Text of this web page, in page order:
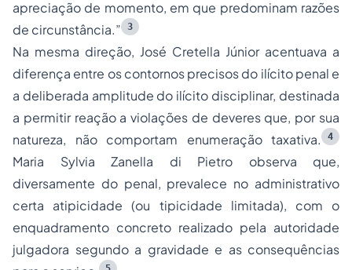
apreciação de momento, em que predominam razões
de circunstância.”
3
Na mesma direção, José Cretella Júnior acentuava a
diferença entre os contornos precisos do ilícito penal e
a deliberada amplitude do ilícito disciplinar, destinada
a permitir reação a violações de deveres que, por sua
natureza, não comportam enumeração taxativa.
4
Maria Sylvia Zanella di Pietro observa que,
diversamente do penal, prevalece no administrativo
certa atipicidade (ou tipicidade limitada), com o
enquadramento concreto realizado pela autoridade
julgadora segundo a gravidade e as consequências